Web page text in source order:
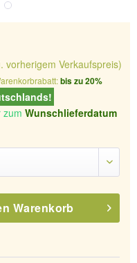
vorherigem Verkaufspreis)
bis zu 20%
zum Wunschlieferdatum
Warenkorb